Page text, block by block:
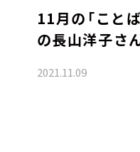
11月の「こと
の長山洋子さん
2021.11.09